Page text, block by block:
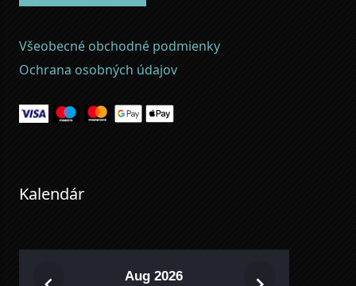
Všeobecné obchodné podmienky
Ochrana osobných údajov
Kalendár
Aug 2026